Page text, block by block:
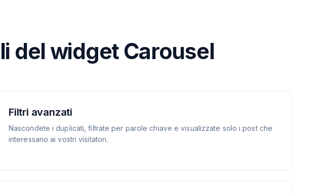
del widget Carousel
Filtri avanzati
Nascondete i duplicati, filtrate per parole chiave e visualizzate solo i post che
interessano ai vostri visitatori.